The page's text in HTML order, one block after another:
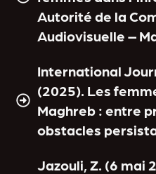
Autorité de la
Audiovisuelle –
International
(2025). Les
Maghreb : entre
obstacles
Jazouli, Z. (6 mai